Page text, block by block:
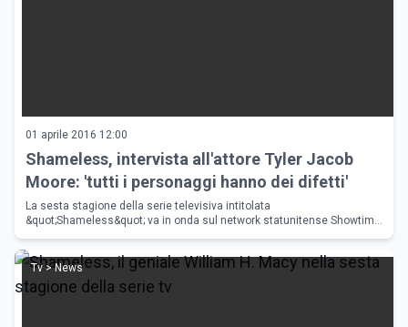
01 aprile 2016 12:00
Shameless, intervista all'attore Tyler Jacob
Moore: 'tutti i personaggi hanno dei difetti'
La sesta stagione della serie televisiva intitolata
&quot;Shameless&quot; va in onda sul network statunitense Showtime
interprete del pers
Tv > News